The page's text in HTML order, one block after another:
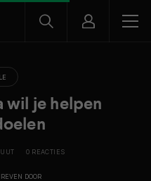
wil je helpen
0 REACTIES
DOOR